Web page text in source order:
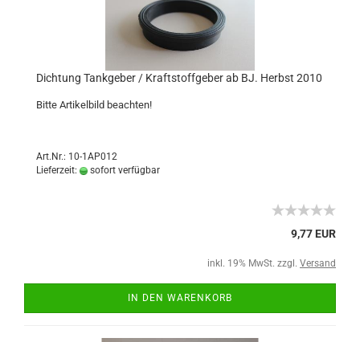
Dichtung Tankgeber / Kraftstoffgeber ab BJ. Herbst 2010
Bitte Artikelbild beachten!
Art.Nr.: 10-1AP012
Lieferzeit:
sofort verfügbar
9,77 EUR
inkl. 19% MwSt. zzgl. Versand
IN DEN WARENKORB